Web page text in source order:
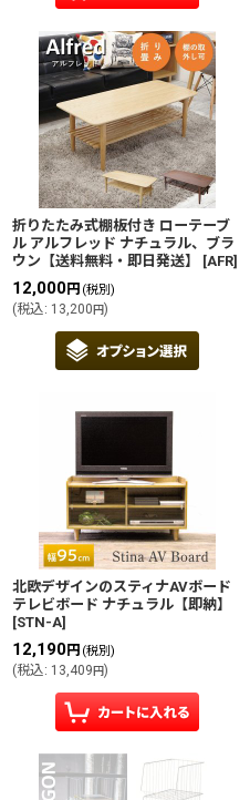
折りたたみ式棚板付き ローテーブ
ル アルフレッド ナチュラル、ブラ
ウン【送料無料・即日発送】
[AFR]
12,000円 (税別)
(税込: 13,200円)
北欧デザインのスティナAVボード
テレビボード ナチュラル【即納】
[STN-A]
12,190円 (税別)
(税込: 13,409円)